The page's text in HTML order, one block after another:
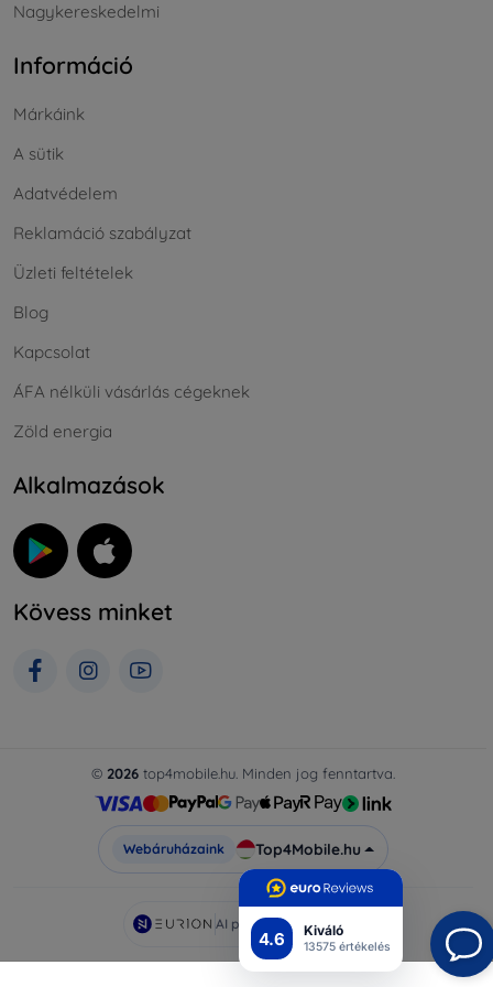
4.6 Kiváló
13575 értékelés
Nagykereskedelmi
Információ
Márkáink
A sütik
Adatvédelem
Reklamáció szabályzat
Üzleti feltételek
Blog
Kapcsolat
ÁFA nélküli vásárlás cégeknek
Zöld energia
Alkalmazások
Kövess minket
© 2026 top4mobile.hu. Minden jog fenntartva.
Webáruházaink Top4Mobile.hu
AI powered byEurion